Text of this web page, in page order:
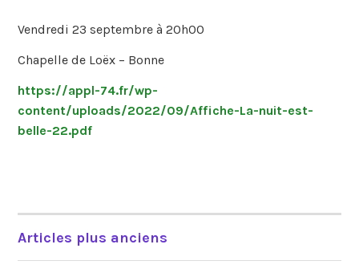
Vendredi 23 septembre à 20h00
Chapelle de Loëx – Bonne
https://appl-74.fr/wp-
content/uploads/2022/09/Affiche-La-nuit-est-
belle-22.pdf
NAVIGATION
Articles plus anciens